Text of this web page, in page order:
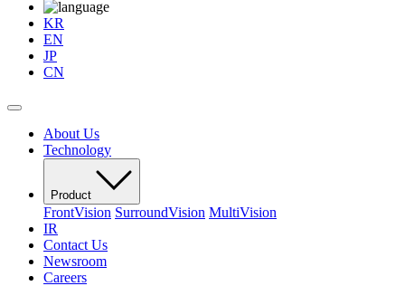
KR
EN
JP
CN
About Us
Technology
Product
FrontVision SurroundVision MultiVision
IR
Contact Us
Newsroom
Careers